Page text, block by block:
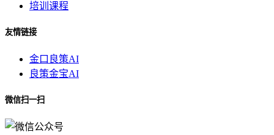
培训课程
友情链接
金口良策AI
良策金宝AI
微信扫一扫